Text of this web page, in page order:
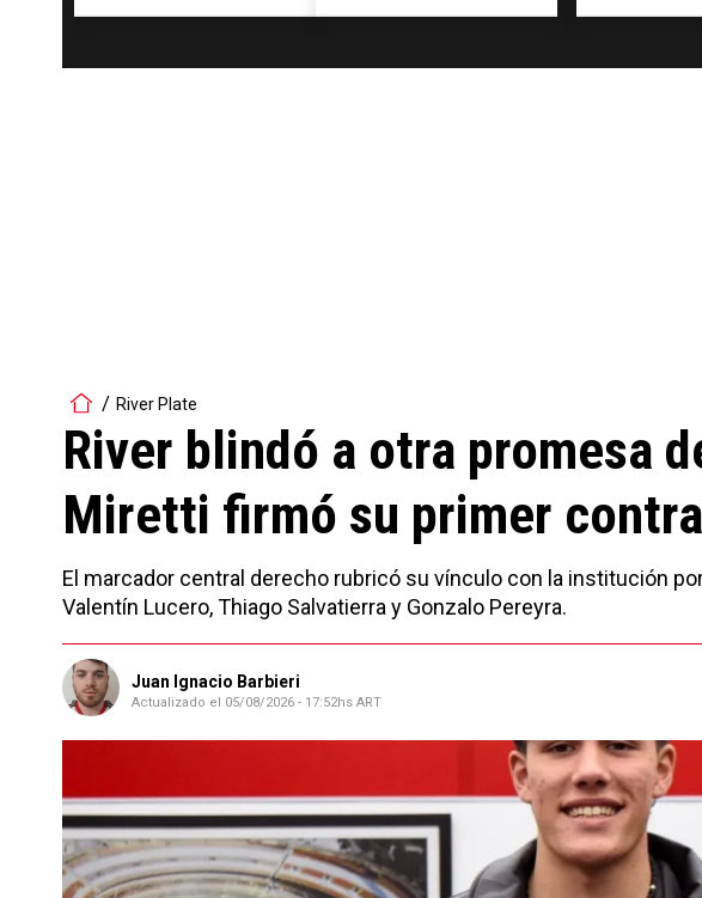
River Plate
River blindó a otra promesa
Miretti firmó su primer
El marcador central derecho rubricó su vínculo con la institución
Valentín Lucero, Thiago Salvatierra y Gonzalo Pereyra.
Juan Ignacio Barbieri
Actualizado el 05/08/2026 - 17:52hs ART